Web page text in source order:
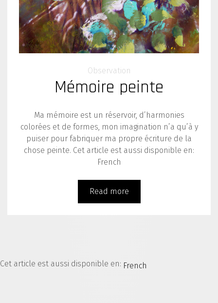
Observation
Mémoire peinte
Ma mémoire est un réservoir, d’harmonies
colorées et de formes, mon imagination n’a qu’à y
puiser pour fabriquer ma propre écriture de la
chose peinte. Cet article est aussi disponible en:
French
Read more
Cet article est aussi disponible en: French